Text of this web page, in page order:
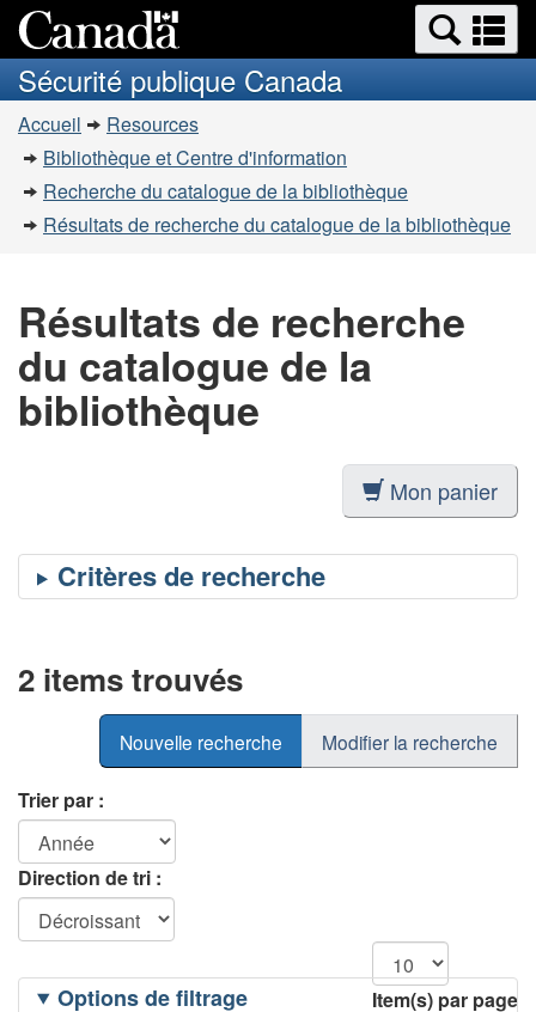
au
contenu
à
la
simplifiée
Recherche
et
menus
et
Sécurité publique Canada
Vous
êtes
ici
Accueil
Resources
Bibliothèque et Centre d'information
Recherche du catalogue de la bibliothèque
Résultats de recherche du catalogue de la bibliothèque
Résultats de recherche
du catalogue de la
bibliothèque
Mon panier
2 items trouvés
Nouvelle recherche Modifier la recherche
Trier par :
Direction de tri :
Item(s) par page
FiltrageOptions de filtrage